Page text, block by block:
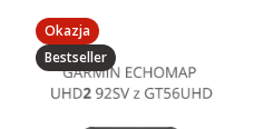
Okazja
Bestseller